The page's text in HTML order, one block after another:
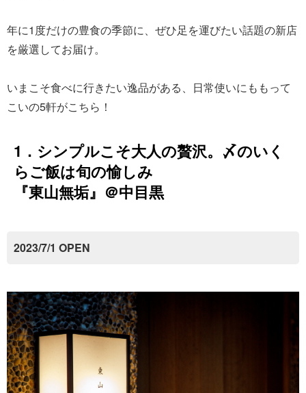
年に1度だけの豊食の季節に、ぜひ足を運びたい話題の新店
を厳選してお届け。
いまこそ食べに行きたい逸品がある、日常使いにももって
こいの5軒がこちら！
1．シンプルこそ大人の贅沢。〆のいく
らご飯は旬の愉しみ
『東山無垢』＠中目黒
2023/7/1 OPEN